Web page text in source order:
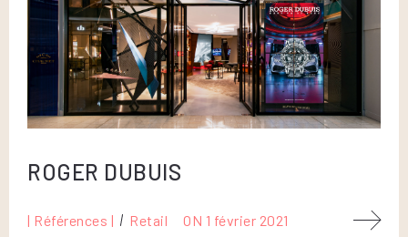
ROGER DUBUIS
| Références | Retail ON 1 février 2021